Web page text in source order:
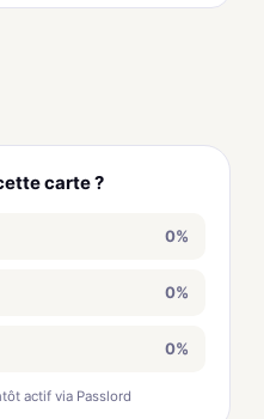
carte ?
0%
0%
0%
actif via Passlord